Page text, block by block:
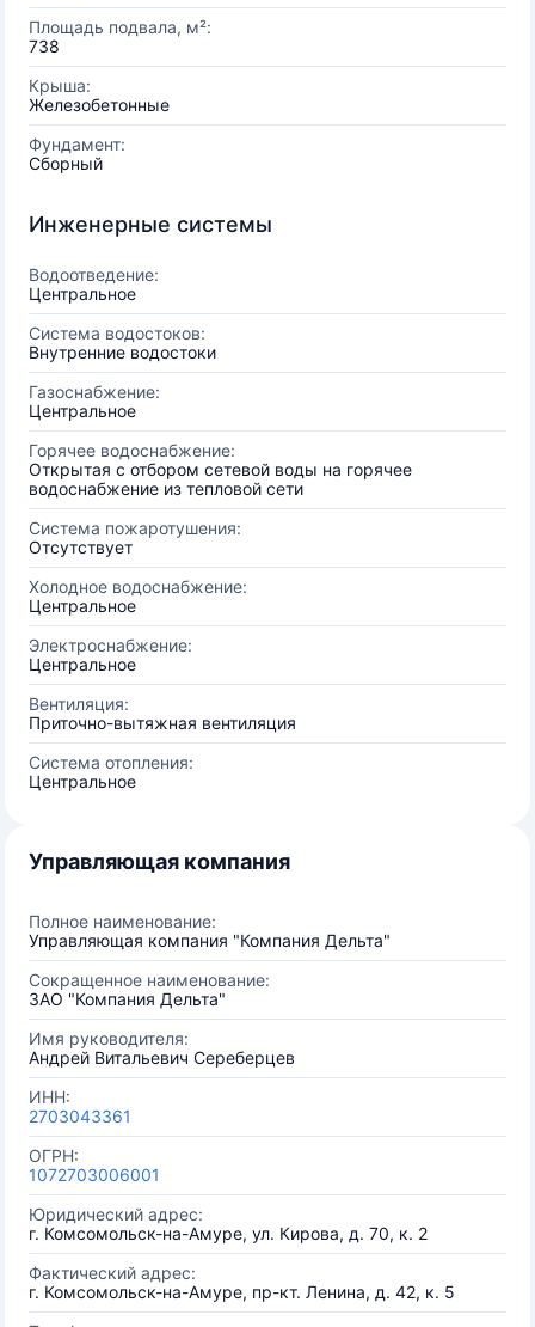
Площадь подвала, м²:
738
Крыша:
Железобетонные
Фундамент:
Сборный
Инженерные системы
Водоотведение:
Центральное
Система водостоков:
Внутренние водостоки
Газоснабжение:
Центральное
Горячее водоснабжение:
Открытая с отбором сетевой воды на горячее
водоснабжение из тепловой сети
Система пожаротушения:
Отсутствует
Холодное водоснабжение:
Центральное
Электроснабжение:
Центральное
Вентиляция:
Приточно-вытяжная вентиляция
Система отопления:
Центральное
Управляющая компания
Полное наименование:
Управляющая компания "Компания Дельта"
Сокращенное наименование:
ЗАО "Компания Дельта"
Имя руководителя:
Андрей Витальевич Сереберцев
ИНН:
2703043361
ОГРН:
1072703006001
Юридический адрес:
г. Комсомольск-на-Амуре, ул. Кирова, д. 70, к. 2
Фактический адрес:
г. Комсомольск-на-Амуре, пр-кт. Ленина, д. 42, к. 5